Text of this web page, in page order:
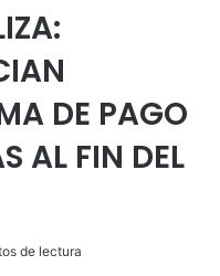
DE PAGO
AL FIN DEL
de lectura